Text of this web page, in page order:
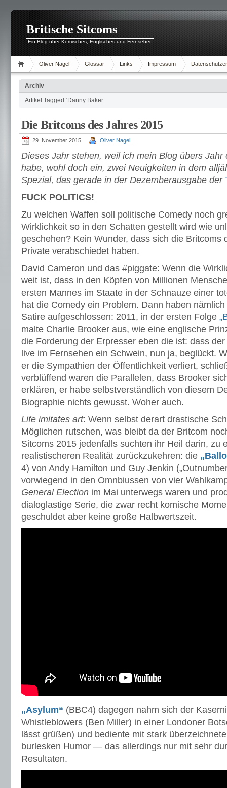
Britische Sitcoms
Ein Blog über Komisches, Englisches und Fernsehen
Oliver Nagel Glossar Links Impressum
Archiv
Artikel Tagged ‘Danny Baker’
Die Britcoms des Jahres 2015
29. November 2015 Oliver Nagel
Dieses Jahr stehen, weil ich mein Blog übers
habe, wohl doch ein, zwei Neuigkeiten in dem
Spezial, das gerade in der Dezemberausgabe der
FUCK POLITICS!
Zu welchen Waffen soll politische Comedy noch
Wirklichkeit so in den Schatten gestellt wird wie
geschehen? Kein Wunder, dass sich die Britcoms
Private verabschiedet haben.
David Cameron und das #piggate: Wenn die
weit ist, dass in den Köpfen von Millionen
ersten Mannes im Staate in der Schnauze einer
hat die Comedy ein Problem. Dann haben
Satire aufgeschlossen: 2011, in der ersten Folge
malte Charlie Brooker aus, wie eine englische
die Forderung der Erpresser eben die ist: dass
live im Fernsehen ein Schwein, nun ja, beglückt.
er die Sympathien der Öffentlichkeit verliert,
verblüffend waren die Parallelen, dass Brooker
erklären, er habe selbstverständlich von diesem
Biographie nichts gewusst. Woher auch.
Life imitates art: Wenn selbst derart drastische
Möglichen rutschen, was bleibt da der Britcom
Sitcoms 2015 jedenfalls suchten ihr Heil darin, zu
realistischeren Realität zurückzukehren: die
4) von Andy Hamilton und Guy Jenkin
vorwiegend in den Omnbiussen von vier
General Election im Mai unterwegs waren und
dialoglastige Serie, die zwar recht komische
geschuldet aber keine große Halbwertszeit.
„Asylum“ (BBC4) dagegen nahm sich der
Whistleblowers (Ben Miller) in einer Londoner
lässt grüßen) und bediente mit stark
burlesken Humor — das allerdings nur mit sehr
Resultaten.